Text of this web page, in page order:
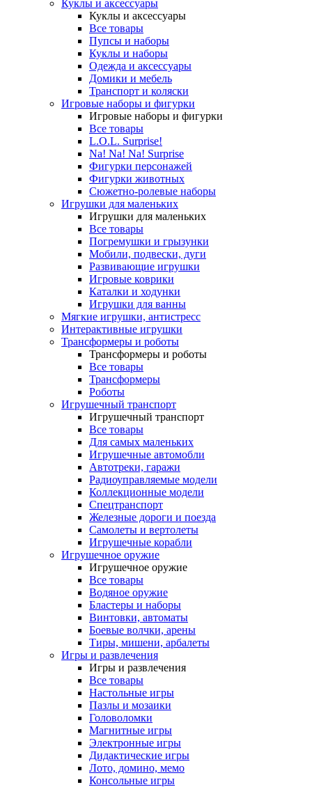
Куклы и аксессуары
Куклы и аксессуары
Все товары
Пупсы и наборы
Куклы и наборы
Одежда и аксессуары
Домики и мебель
Транспорт и коляски
Игровые наборы и фигурки
Игровые наборы и фигурки
Все товары
L.O.L. Surprise!
Na! Na! Na! Surprise
Фигурки персонажей
Фигурки животных
Сюжетно-ролевые наборы
Игрушки для маленьких
Игрушки для маленьких
Все товары
Погремушки и грызунки
Мобили, подвески, дуги
Развивающие игрушки
Игровые коврики
Каталки и ходунки
Игрушки для ванны
Мягкие игрушки, антистресс
Интерактивные игрушки
Трансформеры и роботы
Трансформеры и роботы
Все товары
Трансформеры
Роботы
Игрушечный транспорт
Игрушечный транспорт
Все товары
Для самых маленьких
Игрушечные автомобли
Автотреки, гаражи
Радиоуправляемые модели
Коллекционные модели
Спецтранспорт
Железные дороги и поезда
Самолеты и вертолеты
Игрушечные корабли
Игрушечное оружие
Игрушечное оружие
Все товары
Водяное оружие
Бластеры и наборы
Винтовки, автоматы
Боевые волчки, арены
Тиры, мишени, арбалеты
Игры и развлечения
Игры и развлечения
Все товары
Настольные игры
Пазлы и мозаики
Головоломки
Магнитные игры
Электронные игры
Дидактические игры
Лото, домино, мемо
Консольные игры